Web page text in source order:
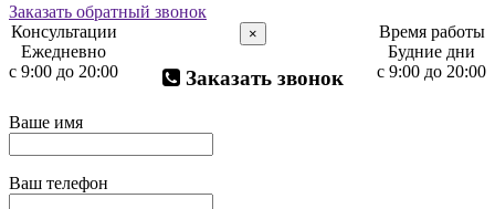
Заказать обратный звонок
Консультации
Ежедневно
с 9:00 до 20:00
Время работы
Будние дни
с 9:00 до 20:00
×
Заказать звонок
Ваше имя
Ваш телефон